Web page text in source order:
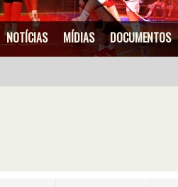
NOTÍCIAS MÍDIAS DOCUMENTOS